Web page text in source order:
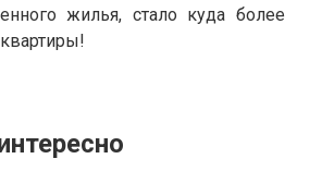
жилья, стало куда более